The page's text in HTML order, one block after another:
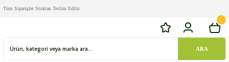
Tüm Siparişler Stoktan Teslim Edilir
ARA